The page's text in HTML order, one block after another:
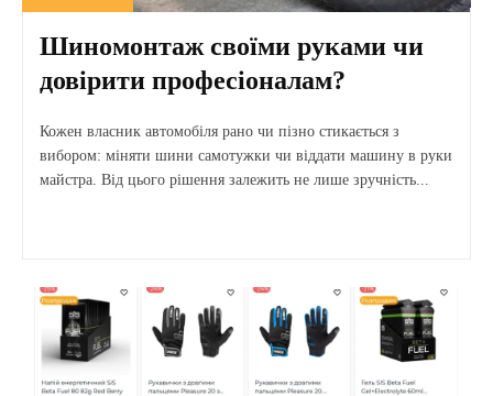
Шиномонтаж своїми руками чи
довірити професіоналам?
Кожен власник автомобіля рано чи пізно стикається з
вибором: міняти шини самотужки чи віддати машину в руки
майстра. Від цього рішення залежить не лише зручність...